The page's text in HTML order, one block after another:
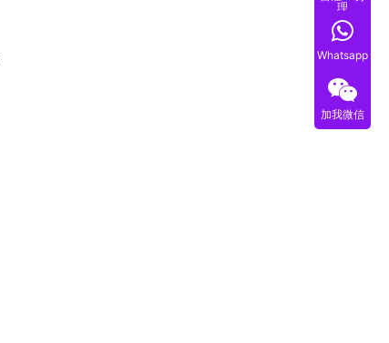
理
Whatsapp
加我微信